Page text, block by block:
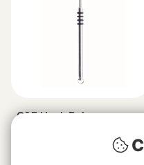
C&F Hook Releaser